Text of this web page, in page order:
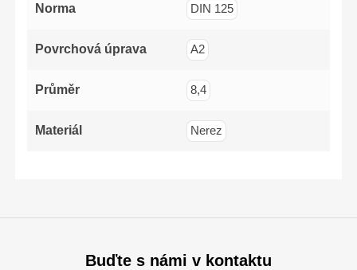
Norma DIN 125
Povrchová úprava A2
Průměr 8,4
Materiál Nerez
Buďte s námi v kontaktu